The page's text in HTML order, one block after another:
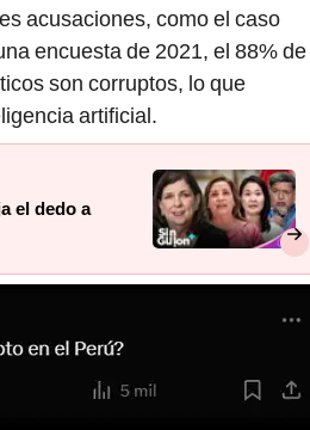
acusaciones, como el caso
encuesta de 2021, el 88% de
son corruptos, lo que
artificial.
el dedo a